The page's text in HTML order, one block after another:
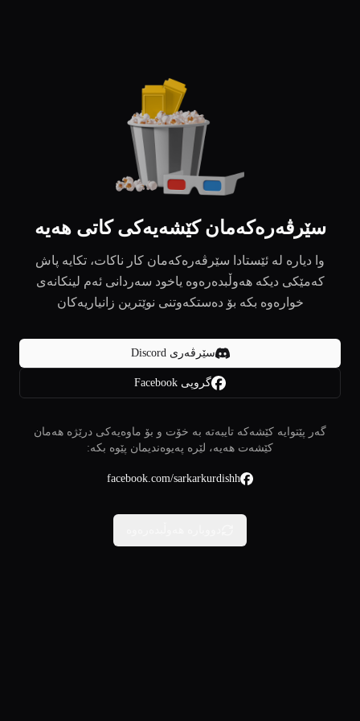
سێرڤەرەکەمان کێشەیەکی کاتی هەیە
وا دیارە لە ئێستادا سێرڤەرەکەمان کار ناکات، تکایە پاش
کەمێکی دیکە هەوڵبدەرەوە یاخود سەردانی ئەم لینکانەی
خوارەوە بکە بۆ دەستکەوتنی نوێترین زانیاریەکان
سێرڤەری Discord
گروپی Facebook
گەر پێتوایە کێشەکە تایبەتە بە خۆت و بۆ ماوەیەکی درێژە هەمان
کێشەت هەیە، لێرە پەیوەندیمان پێوە بکە:
facebook.com/sarkarkurdishh